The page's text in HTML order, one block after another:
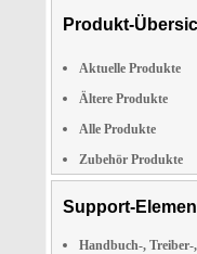
Produkt-
Aktuelle Produkte
Ältere Produkte
Alle Produkte
Zubehör Produkte
Support-
Handbuch-, Treiber-